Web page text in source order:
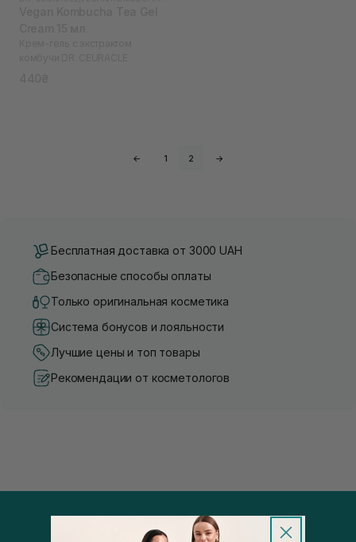
← 1 2 →
Бесплатная доставка от 3000 UAH
Безопасные способы оплаты
Только оригинальная косметика
Система бонусов и лояльности
Лучшие цены и топ товары
Рекомендации от косметологов